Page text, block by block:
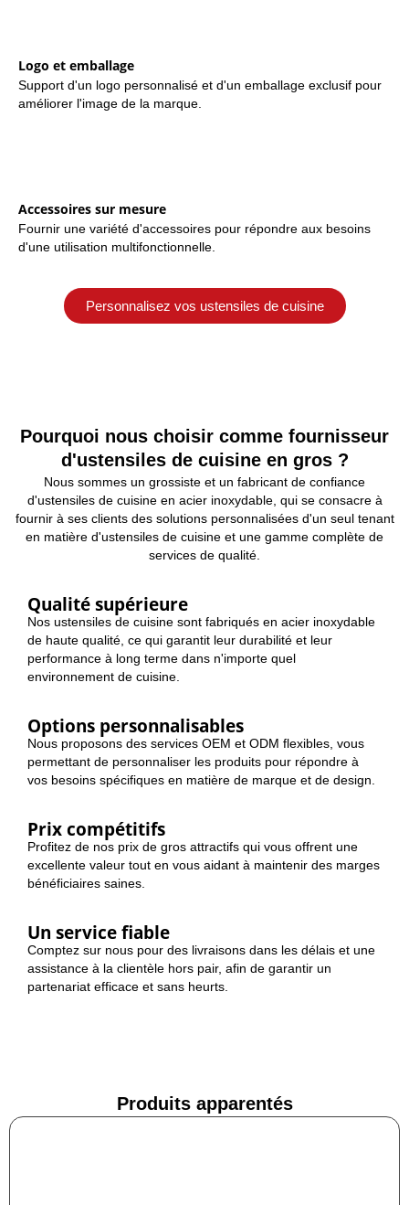
Logo et emballage
Support d'un logo personnalisé et d'un emballage exclusif pour
améliorer l'image de la marque.
Accessoires sur mesure
Fournir une variété d'accessoires pour répondre aux besoins
d'une utilisation multifonctionnelle.
Personnalisez vos ustensiles de cuisine
Pourquoi nous choisir comme fournisseur
d'ustensiles de cuisine en gros ?
Nous sommes un grossiste et un fabricant de confiance
d'ustensiles de cuisine en acier inoxydable, qui se consacre à
fournir à ses clients des solutions personnalisées d'un seul tenant
en matière d'ustensiles de cuisine et une gamme complète de
services de qualité.
Qualité supérieure
Nos ustensiles de cuisine sont fabriqués en acier inoxydable
de haute qualité, ce qui garantit leur durabilité et leur
performance à long terme dans n'importe quel
environnement de cuisine.
Options personnalisables
Nous proposons des services OEM et ODM flexibles, vous
permettant de personnaliser les produits pour répondre à
vos besoins spécifiques en matière de marque et de design.
Prix compétitifs
Profitez de nos prix de gros attractifs qui vous offrent une
excellente valeur tout en vous aidant à maintenir des marges
bénéficiaires saines.
Un service fiable
Comptez sur nous pour des livraisons dans les délais et une
assistance à la clientèle hors pair, afin de garantir un
partenariat efficace et sans heurts.
Produits apparentés